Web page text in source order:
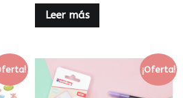
Leer más
¡Oferta!